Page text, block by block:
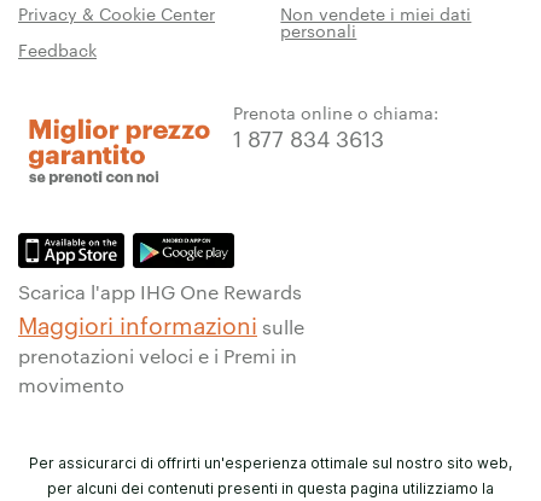
Privacy & Cookie Center
Non vendete i miei dati
personali
Feedback
Prenota online o chiama:
1 877 834 3613
Scarica l'app IHG One Rewards
Maggiori informazioni sulle
prenotazioni veloci e i Premi in
movimento
Per assicurarci di offrirti un'esperienza ottimale sul nostro sito web,
per alcuni dei contenuti presenti in questa pagina utilizziamo la